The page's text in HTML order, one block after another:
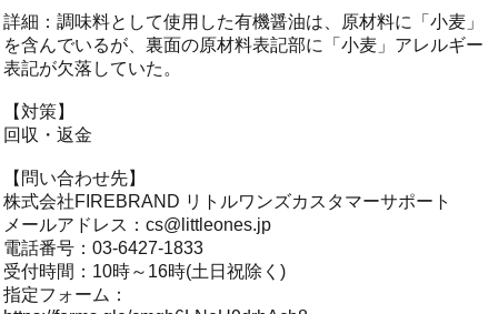
詳細：調味料として使用した有機醤油は、原材料に「小麦」
を含んでいるが、裏面の原材料表記部に「小麦」アレルギー
表記が欠落していた。
【対策】
回収・返金
【問い合わせ先】
株式会社FIREBRAND リトルワンズカスタマーサポート
メールアドレス： cs@littleones.jp
電話番号：03-6427-1833
受付時間：10時～16時(土日祝除く)
指定フォーム：